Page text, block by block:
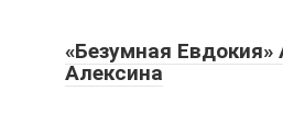
«Безумная Евдокия»
Алексина